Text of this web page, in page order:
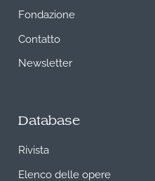
Fondazione
Contatto
Newsletter
Database
Rivista
Elenco delle opere